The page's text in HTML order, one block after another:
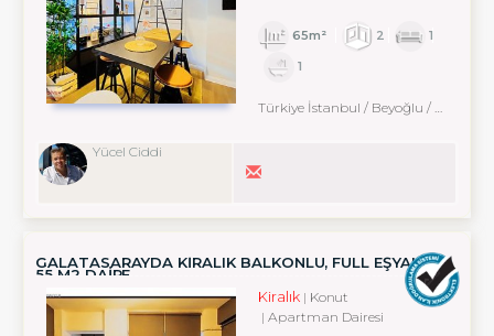
65m² 2
1
1
Türkiye İstanbul / Beyoğlu / Karaköy
Yücel Ciddi
GALATASARAYDA KIRALIK BALKONLU, FULL EŞYALI 1+1
55 M2 DAIRE
Kiralık
Konut
Apartman Dairesi